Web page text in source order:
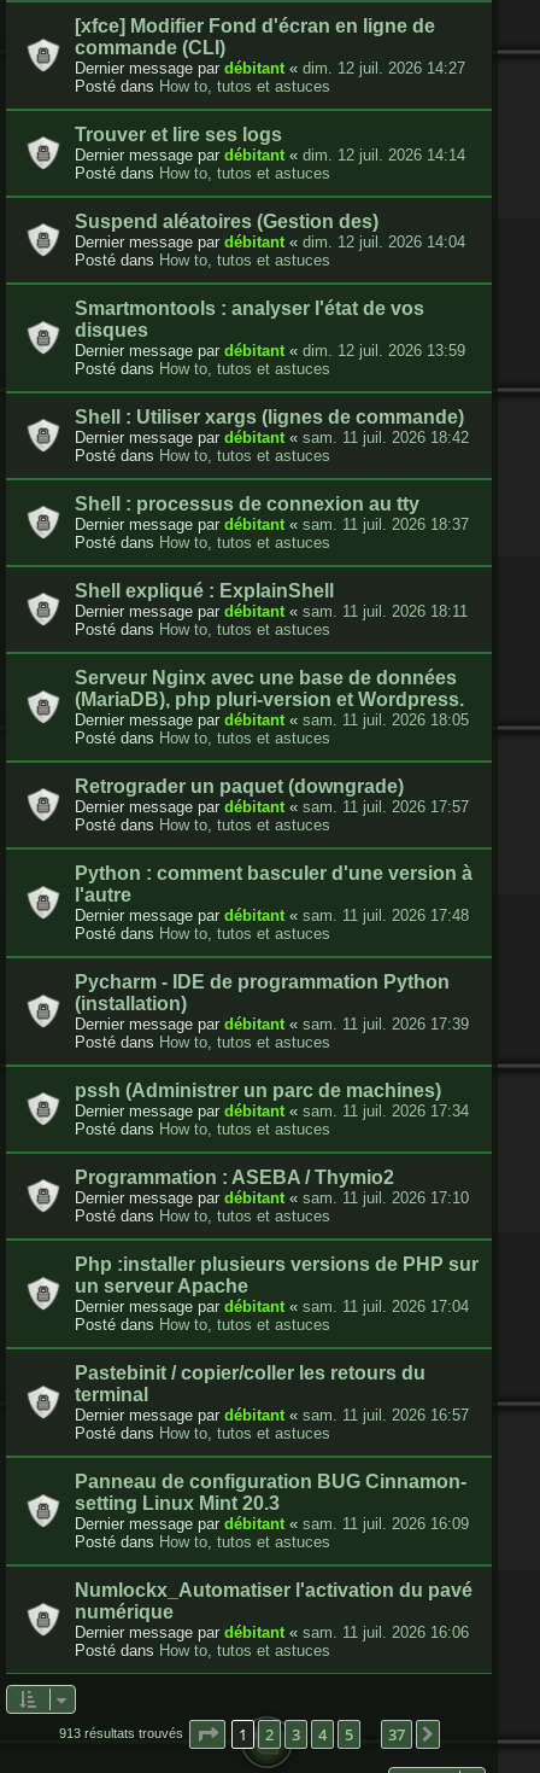
[xfce] Modifier Fond d'écran en ligne de
commande (CLI)
Dernier message par débitant« dim. 12 juil. 2026 14:27
Posté dans How to, tutos et astuces
Trouver et lire ses logs
Dernier message par débitant« dim. 12 juil. 2026 14:14
Posté dans How to, tutos et astuces
Suspend aléatoires (Gestion des)
Dernier message par débitant« dim. 12 juil. 2026 14:04
Posté dans How to, tutos et astuces
Smartmontools : analyser l'état de vos
disques
Dernier message par débitant« dim. 12 juil. 2026 13:59
Posté dans How to, tutos et astuces
Shell : Utiliser xargs (lignes de commande)
Dernier message par débitant« sam. 11 juil. 2026 18:42
Posté dans How to, tutos et astuces
Shell : processus de connexion au tty
Dernier message par débitant« sam. 11 juil. 2026 18:37
Posté dans How to, tutos et astuces
Shell expliqué : ExplainShell
Dernier message par débitant« sam. 11 juil. 2026 18:11
Posté dans How to, tutos et astuces
Serveur Nginx avec une base de données
(MariaDB), php pluri-version et Wordpress.
Dernier message par débitant« sam. 11 juil. 2026 18:05
Posté dans How to, tutos et astuces
Retrograder un paquet (downgrade)
Dernier message par débitant« sam. 11 juil. 2026 17:57
Posté dans How to, tutos et astuces
Python : comment basculer d'une version à
l'autre
Dernier message par débitant« sam. 11 juil. 2026 17:48
Posté dans How to, tutos et astuces
Pycharm - IDE de programmation Python
(installation)
Dernier message par débitant« sam. 11 juil. 2026 17:39
Posté dans How to, tutos et astuces
pssh (Administrer un parc de machines)
Dernier message par débitant« sam. 11 juil. 2026 17:34
Posté dans How to, tutos et astuces
Programmation : ASEBA / Thymio2
Dernier message par débitant« sam. 11 juil. 2026 17:10
Posté dans How to, tutos et astuces
Php :installer plusieurs versions de PHP sur
un serveur Apache
Dernier message par débitant« sam. 11 juil. 2026 17:04
Posté dans How to, tutos et astuces
Pastebinit / copier/coller les retours du
terminal
Dernier message par débitant« sam. 11 juil. 2026 16:57
Posté dans How to, tutos et astuces
Panneau de configuration BUG Cinnamon-
setting Linux Mint 20.3
Dernier message par débitant« sam. 11 juil. 2026 16:09
Posté dans How to, tutos et astuces
Numlockx_Automatiser l'activation du pavé
numérique
Dernier message par débitant« sam. 11 juil. 2026 16:06
Posté dans How to, tutos et astuces
913 résultats trouvés Page 1sur37
1 2 3 4 5 37 Suivante